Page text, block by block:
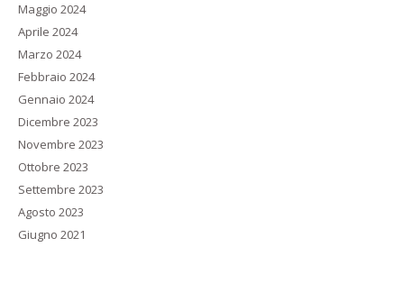
Maggio 2024
Aprile 2024
Marzo 2024
Febbraio 2024
Gennaio 2024
Dicembre 2023
Novembre 2023
Ottobre 2023
Settembre 2023
Agosto 2023
Giugno 2021